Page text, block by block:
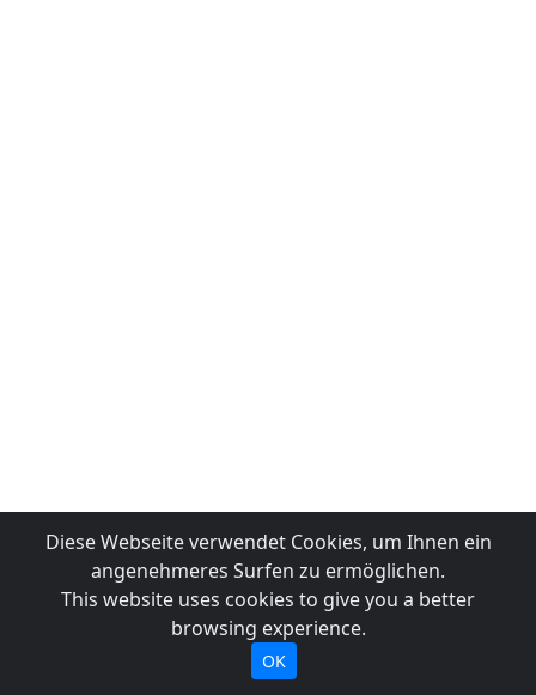
Diese Webseite verwendet Cookies, um Ihnen ein
angenehmeres Surfen zu ermöglichen.
This website uses cookies to give you a better
browsing experience.
OK